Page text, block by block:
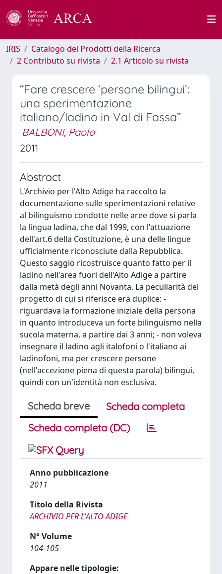
IRIS
Catalogo dei Prodotti della Ricerca
2 Contributo su rivista
2.1 Articolo su rivista
“Fare crescere ‘persone bilingui’:
una sperimentazione
italiano/ladino in Val di Fassa”
BALBONI, Paolo
2011
Abstract
L'Archivio per l'Alto Adige ha raccolto la
documentazione sulle sperimentazioni relative
al bilinguismo condotte nelle aree dove si parla
la lingua ladina, che dal 1999, con l'attuazione
dell'art.6 della Costituzione, è una delle lingue
ufficialmente riconosciute dalla Repubblica.
Questo saggio ricostruisce quanto fatto per il
ladino nell'area fuori dell'Alto Adige a partire
dalla metà degli anni Novanta. La peculiarità del
progetto di cui si riferisce era duplice: -
riguardava la formazione iniziale della persona
in quanto introduceva un forte bilinguismo nella
sucola materna, a partire dai 3 anni; - non voleva
insegnare il ladino agli italofoni o l'italiano ai
ladinofoni, ma per crescere persone
(nell'accezione piena di questa parola) bilingui,
quindi con un'identità non esclusiva.
Scheda breve
Scheda completa
Scheda completa (DC)
Anno pubblicazione
2011
Titolo della Rivista
ARCHIVIO PER L'ALTO ADIGE
N° Volume
104-105
Appare nelle tipologie: